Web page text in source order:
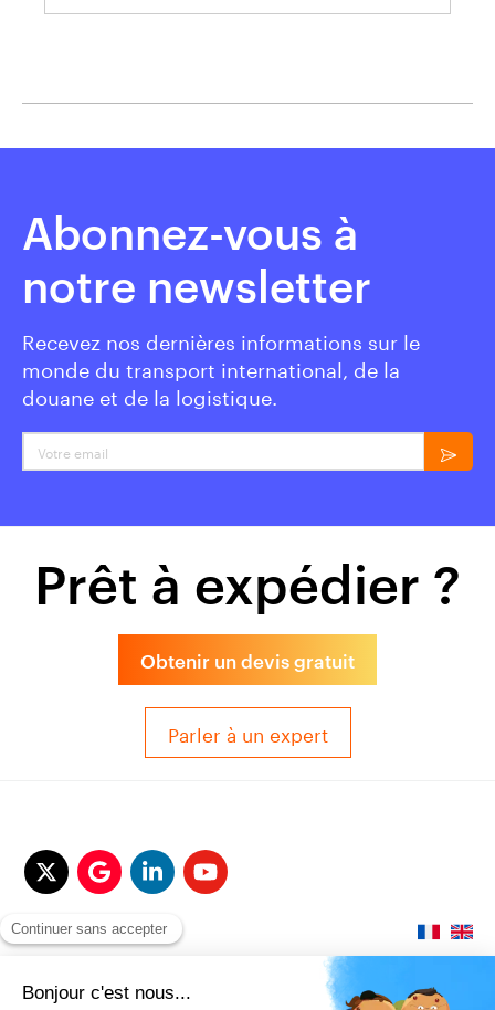
Abonnez-vous à
notre newsletter
Recevez nos dernières informations sur le
monde du transport international, de la
douane et de la logistique.
Votre email
Prêt à expédier ?
Obtenir un devis gratuit
Parler à un expert